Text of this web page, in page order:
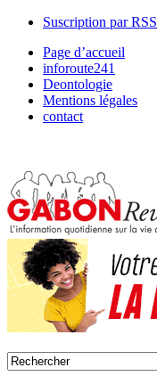
Suscription par RSS
Page d’accueil
inforoute241
Deontologie
Mentions légales
contact